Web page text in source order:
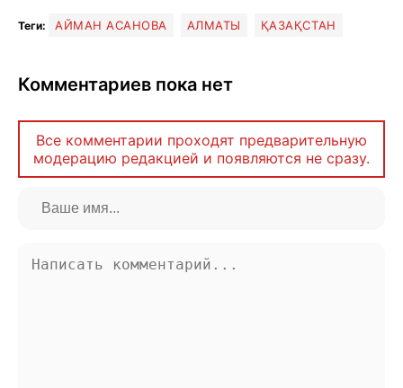
Теги: АЙМАН АСАНОВА АЛМАТЫ ҚАЗАҚСТАН
Комментариев пока нет
Все комментарии проходят предварительную
модерацию редакцией и появляются не сразу.